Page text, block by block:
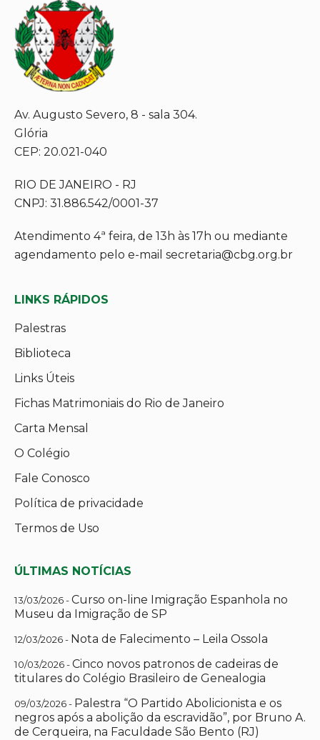
Av. Augusto Severo, 8 - sala 304.
Glória
CEP: 20.021-040
RIO DE JANEIRO - RJ
CNPJ: 31.886.542/0001-37
Atendimento 4ª feira, de 13h às 17h ou mediante
agendamento pelo e-mail secretaria@cbg.org.br
LINKS RÁPIDOS
Palestras
Biblioteca
Links Úteis
Fichas Matrimoniais do Rio de Janeiro
Carta Mensal
O Colégio
Fale Conosco
Política de privacidade
Termos de Uso
ÚLTIMAS NOTÍCIAS
13/03/2026 -Curso on-line Imigração Espanhola no
Museu da Imigração de SP
12/03/2026 - Nota de Falecimento – Leila Ossola
10/03/2026 -Cinco novos patronos de cadeiras de
titulares do Colégio Brasileiro de Genealogia
09/03/2026 - Palestra “O Partido Abolicionista e os
negros após a abolição da escravidão”, por Bruno A.
de Cerqueira, na Faculdade São Bento (RJ)